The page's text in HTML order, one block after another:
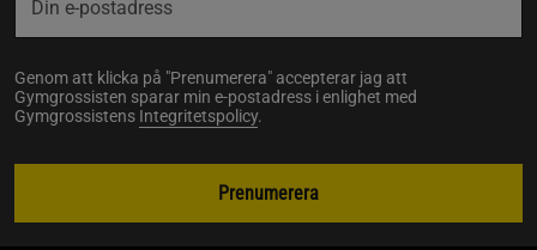
Genom att klicka på "Prenumerera" accepterar jag att
Gymgrossisten sparar min e-postadress i enlighet med
Gymgrossistens Integritetspolicy.
Prenumerera